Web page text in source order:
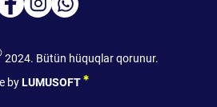
2024. Bütün hüquqlar qorunur.
byLUMUSOFT